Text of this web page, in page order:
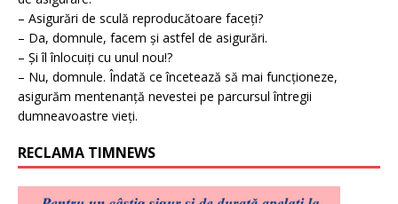
– Asigurări de sculă reproducătoare faceți?
– Da, domnule, facem și astfel de asigurări.
– Și îl înlocuiți cu unul nou!?
– Nu, domnule. Îndată ce încetează să mai funcționeze,
asigurăm mentenanță nevestei pe parcursul întregii
dumneavoastre vieți.
RECLAMA TIMNEWS